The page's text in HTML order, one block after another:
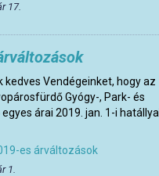
17.
kedves Vendégeinket, hogy az
Gyógy-, Park- és
árai 2019. jan. 1-i hatállyal
es árváltozások
1.